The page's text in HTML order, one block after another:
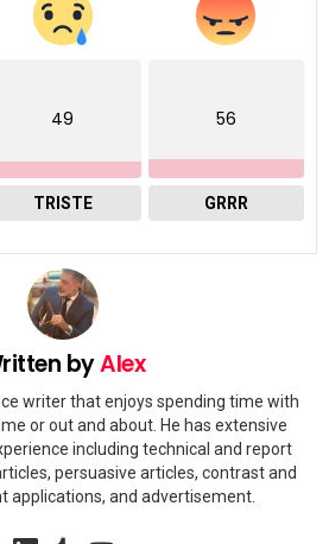
49
TRISTE
56
GRRR
byAlex
writer that enjoys spending time with
or out and about. He has extensive
including technical and report
persuasive articles, contrast and
applications, and advertisement.
linkedin